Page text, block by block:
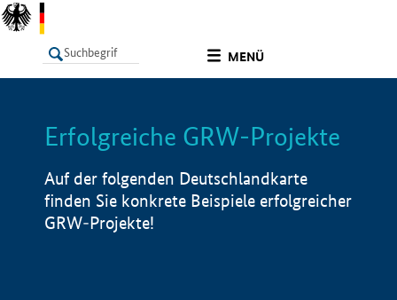
MENÜ
LISTE Info
Erfolgreiche GRW-Projekte
Auf der folgenden Deutschlandkarte
finden Sie konkrete Beispiele erfolgreicher
GRW-Projekte!